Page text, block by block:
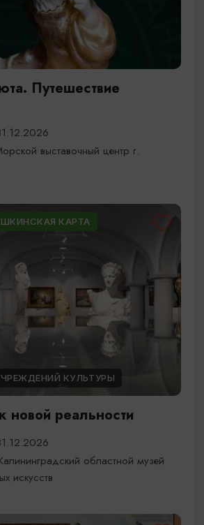
Путешествие
выставочный центр г.
КАРТА
КУЛЬТУРЫ
новой реальности
областной музей
искусств